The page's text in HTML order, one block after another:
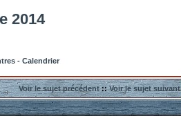
2014
- Calendrier
Voir le sujet précédent::Voir le sujet suivant